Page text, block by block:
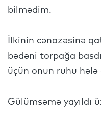
bilmədim.
İlkinin cənazəsinə
bədəni torpağa
üçün onun ruhu hələ
Gülümsəmə yayıldı